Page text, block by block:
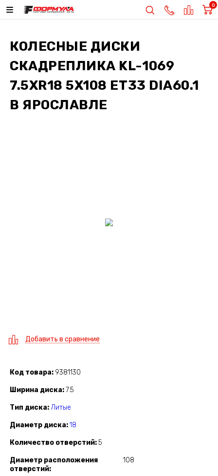
0
КОЛЕСНЫЕ ДИСКИ
СКАДРЕПЛИКА KL-1069
7.5XR18 5X108 ET33 DIA60.1
В ЯРОСЛАВЛЕ
Добавить в сравнение
Код товара 9381130
Ширина диска 7.5
Тип диска Литые
Диаметр диска 18
Количество отверстий 5
Диаметр расположения
отверстий
108